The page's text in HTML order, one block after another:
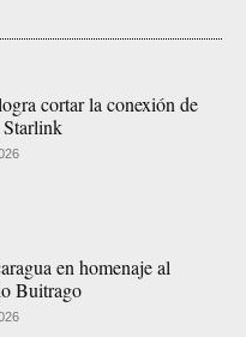
cortar la conexión de
en homenaje al
Buitrago